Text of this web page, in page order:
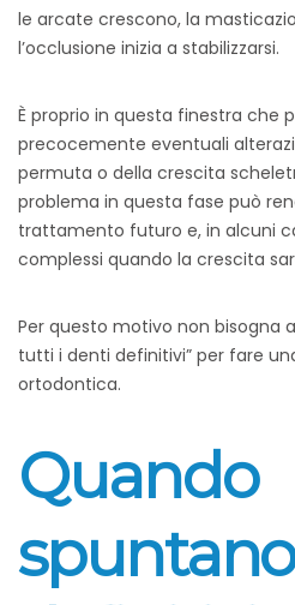
le arcate crescono, la
l’occlusione inizia a stabilizzarsi.
È proprio in questa finestra che
precocemente eventuali
permuta o della crescita
problema in questa fase può
trattamento futuro e, in alcuni
complessi quando la crescita
Per questo motivo non bisogna
tutti i denti definitivi” per fare
ortodontica.
Quando